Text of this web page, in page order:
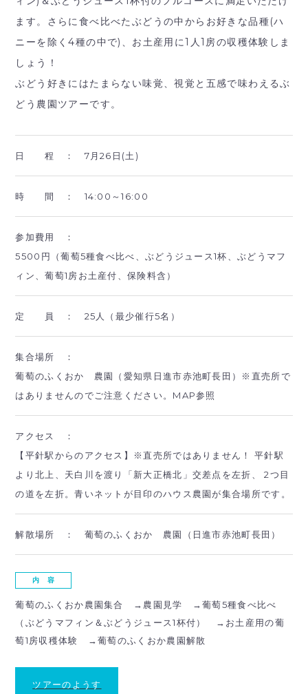
ます。さらに食べ比べたぶどうの中からお好きな品種(ハ
ニーを除く4種の中で)、お土産用に1人1房の収穫体験しま
しょう！
ぶどう好きにはたまらない味覚、視覚と五感で味わえるぶ
どう農園ツアーです。
日 程 ： 7月26日(土)
時 間 ： 14:00～16:00
参加費用 ：
5500円（葡萄5種食べ比べ、ぶどうジュース1杯、ぶどうマフ
ィン、葡萄1房お土産付、保険料含）
定 員 ： 25人（最少催行5名）
集合場所 ：
葡萄のふくおか 農園（愛知県日進市赤池町長田）※直売所で
はありませんのでご注意ください。MAP参照
アクセス ：
【平針駅からのアクセス】※直売所ではありません！ 平針駅
より北上、天白川を渡り「新大正橋北」交差点を左折、 2つ目
の道を左折。青いネットが目印のハウス農園が集合場所です。
解散場所 ： 葡萄のふくおか 農園（日進市赤池町長田）
内 容
葡萄のふくおか農園集合 →農園見学 →葡萄5種食べ比べ
（ぶどうマフィン＆ぶどうジュース1杯付） →お土産用の葡
萄1房収穫体験 →葡萄のふくおか農園解散
ツアーのようす